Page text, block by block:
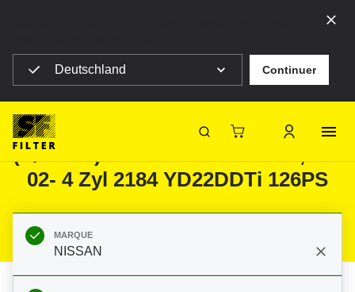
Deutschland Continuer
SF-Filter
SF Filter Homepage Automobiles
Filtres pour NISSAN PRIMERA
(P/WP12) IV 2002- PRIMERA 2,2 Di
02- 4 Zyl 2184 YD22DDTi 126PS
MARQUE
NISSAN